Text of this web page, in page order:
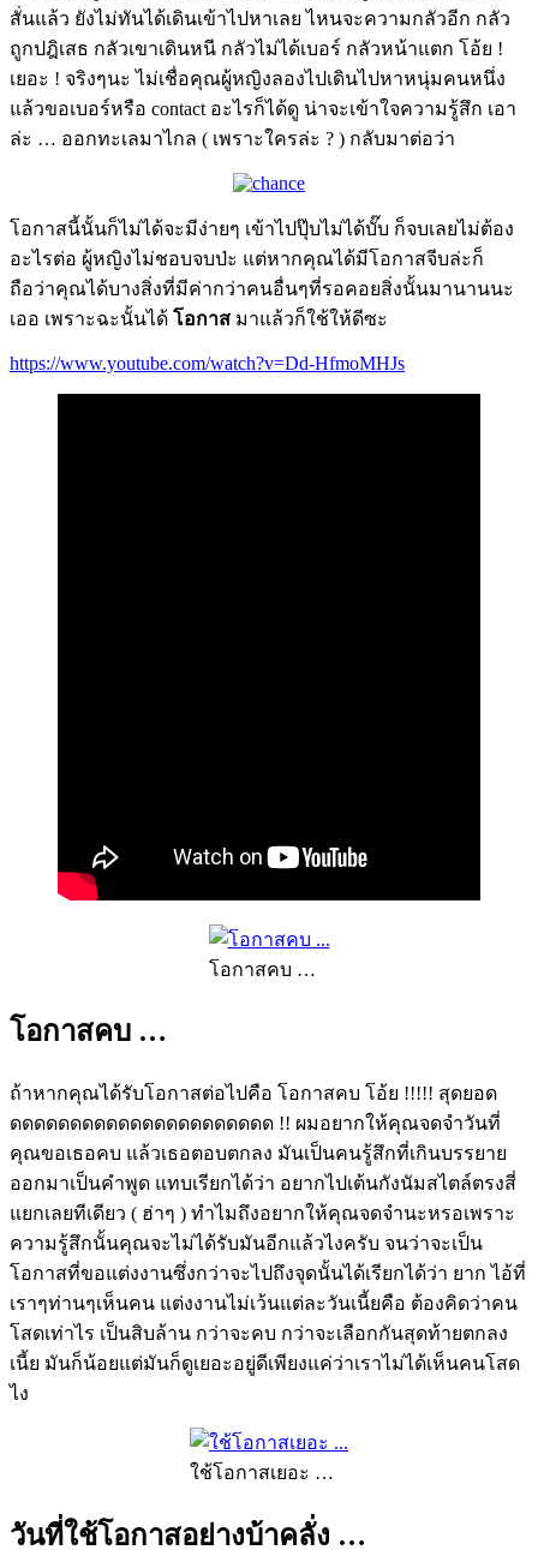
สั่นแล้ว ยังไม่ทันได้เดินเข้าไปหาเลย ไหนจะความกลัวอีก กลัว
ถูกปฎิเสธ กลัวเขาเดินหนี กลัวไม่ได้เบอร์ กลัวหน้าแตก โอ้ย !
เยอะ ! จริงๆนะ ไม่เชื่อคุณผู้หญิงลองไปเดินไปหาหนุ่มคนหนึ่ง
แล้วขอเบอร์หรือ contact อะไรก็ได้ดู น่าจะเข้าใจความรู้สึก เอา
ล่ะ … ออกทะเลมาไกล ( เพราะใครล่ะ ? ) กลับมาต่อว่า
โอกาสนี้นั้นก็ไม่ได้จะมีง่ายๆ เข้าไปปุ๊บไม่ได้บั๊บ ก็จบเลยไม่ต้อง
อะไรต่อ ผู้หญิงไม่ชอบจบป่ะ แต่หากคุณได้มีโอกาสจีบล่ะก็
ถือว่าคุณได้บางสิ่งที่มีค่ากว่าคนอื่นๆที่รอคอยสิ่งนั้นมานานนะ
เออ เพราะฉะนั้นได้ โอกาส มาแล้วก็ใช้ให้ดีซะ
https://www.youtube.com/watch?v=Dd-HfmoMHJs
โอกาสคบ …
โอกาสคบ …
ถ้าหากคุณได้รับโอกาสต่อไปคือ โอกาสคบ โอ้ย !!!!! สุดยอด
ดดดดดดดดดดดดดดดดดดดดดด !! ผมอยากให้คุณจดจำวันที่
คุณขอเธอคบ แล้วเธอตอบตกลง มันเป็นคนรู้สึกที่เกินบรรยาย
ออกมาเป็นคำพูด แทบเรียกได้ว่า อยากไปเต้นกังนัมสไตล์ตรงสี่
แยกเลยทีเดียว ( ฮ่าๆ ) ทำไมถึงอยากให้คุณจดจำนะหรอเพราะ
ความรู้สึกนั้นคุณจะไม่ได้รับมันอีกแล้วไงครับ จนว่าจะเป็น
โอกาสที่ขอแต่งงานซึ่งกว่าจะไปถึงจุดนั้นได้เรียกได้ว่า ยาก ไอ้ที่
เราๆท่านๆเห็นคน แต่งงานไม่เว้นแต่ละวันเนี้ยคือ ต้องคิดว่าคน
โสดเท่าไร เป็นสิบล้าน กว่าจะคบ กว่าจะเลือกกันสุดท้ายตกลง
เนี้ย มันก็น้อยแต่มันก็ดูเยอะอยู่ดีเพียงแค่ว่าเราไม่ได้เห็นคนโสด
ไง
ใช้โอกาสเยอะ …
วันที่ใช้โอกาสอย่างบ้าคลั่ง …